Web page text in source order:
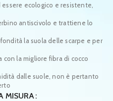
ecologico e resistente,
antiscivolo e trattiene lo
la suola delle scarpe e per
la migliore fibra di cocco
dalle suole, non è pertanto
MISURA